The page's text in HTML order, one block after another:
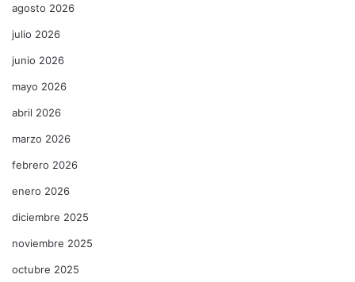
agosto 2026
julio 2026
junio 2026
mayo 2026
abril 2026
marzo 2026
febrero 2026
enero 2026
diciembre 2025
noviembre 2025
octubre 2025